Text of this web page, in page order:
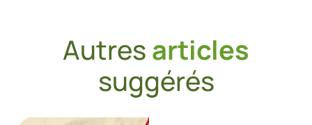
Autresarticles
suggérés